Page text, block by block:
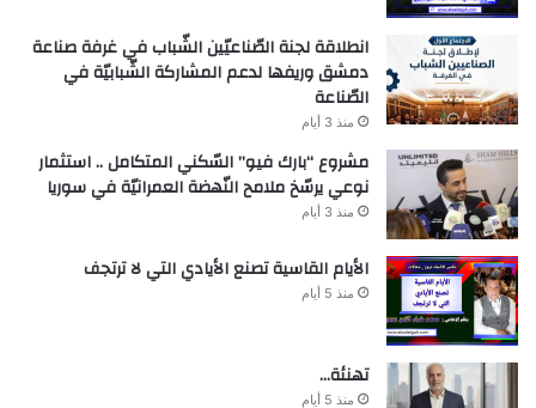
انطلاقة لجنة الصّناعيّين الشّباب في غرفة صناعة
دمشق وريفها لدعم المشاركة الشّبابيّة في
الصّناعة
منذ 3 أيام
مشروع “بارك فيو” السّكني المتكامل .. استثمار
نوعي يرسّخ ملامح النّهضة العمرانيّة في سوريا
منذ 3 أيام
الأيام القاسية تصنع الأيادي التي لا ترتجف
منذ 5 أيام
تهنئة…
منذ 5 أيام